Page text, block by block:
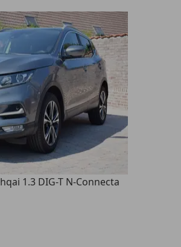
1.3 DIG-T N-Connecta